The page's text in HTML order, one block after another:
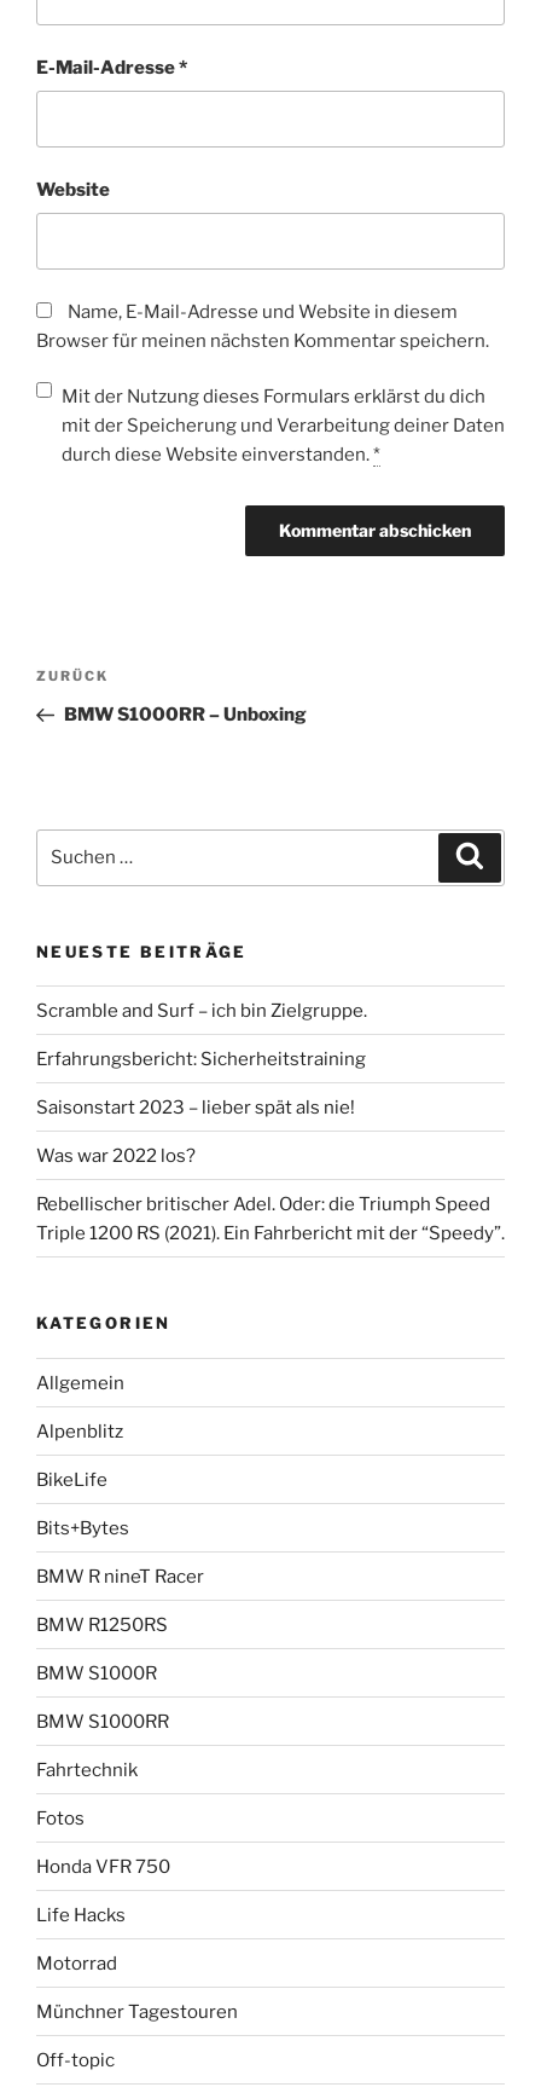
E-Mail-Adresse*
Website
Name, E-Mail-Adresse und Website in diesem
Browser für meinen nächsten Kommentar speichern.
Mit der Nutzung dieses Formulars erklärst du dich
mit der Speicherung und Verarbeitung deiner Daten
durch diese Website einverstanden.*
Beitragsnavigation
Vorheriger
Beitrag
ZURÜCK
BMW S1000RR – Unboxing
nach:
NEUESTE BEITRÄGE
Scramble and Surf – ich bin Zielgruppe.
Erfahrungsbericht: Sicherheitstraining
Saisonstart 2023 – lieber spät als nie!
Was war 2022 los?
Rebellischer britischer Adel. Oder: die Triumph Speed
Triple 1200 RS (2021). Ein Fahrbericht mit der “Speedy”.
KATEGORIEN
Allgemein
Alpenblitz
BikeLife
Bits+Bytes
BMW R nineT Racer
BMW R1250RS
BMW S1000R
BMW S1000RR
Fahrtechnik
Fotos
Honda VFR 750
Life Hacks
Motorrad
Münchner Tagestouren
Off-topic